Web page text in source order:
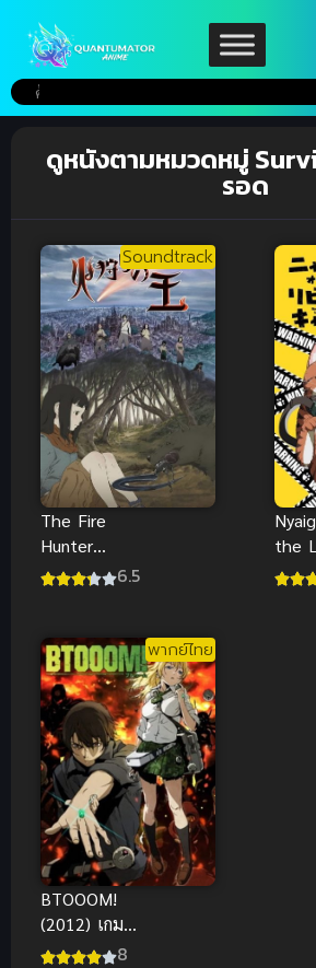
ดูหนังตามหมวดหมู่
รอด
Soundtrack
The Fire
Hunter
(2023) ราชา
6.5
the
Cat
พากย์ไทย
BTOOOM!
(2012) เกม
ระเบิดฝ่าวิกฤต
8